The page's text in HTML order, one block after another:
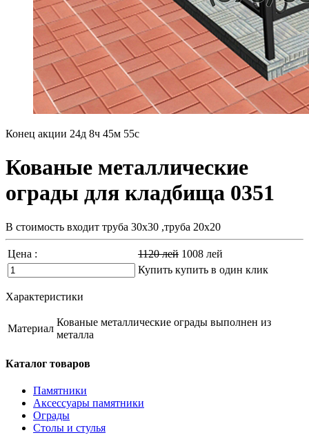
Конец акции 24д 8ч 45м 53с
Кованые металлические
ограды для кладбища 0351
В стоимость входит труба 30х30 ,труба 20х20
Цена : 1120лей 1008 лей
Купить купить в один клик
Характеристики
Материал
Кованые металлические ограды выполнен из
металла
Каталог товаров
Памятники
Аксессуары памятники
Ограды
Столы и стулья